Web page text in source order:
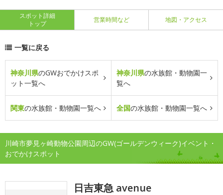
スポット詳細
トップ
営業時間など 地図・アクセス
一覧に戻る
神奈川県のGWおでかけスポ
ット一覧へ
神奈川県の水族館・動物園一
覧へ
関東の水族館・動物園一覧へ 全国の水族館・動物園一覧へ
川崎市夢見ヶ崎動物公園周辺のGW(ゴールデンウィーク)イベント・
おでかけスポット
日吉東急 avenue